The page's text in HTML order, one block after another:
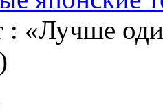
: «Лучше
)